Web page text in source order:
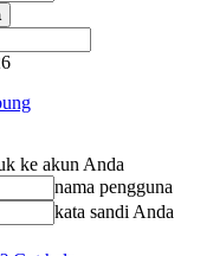
ke akun Anda
nama pengguna
kata sandi Anda